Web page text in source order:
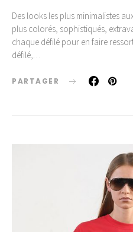
Des looks les plus minimalistes
plus colorés, sophistiqués,
chaque défilé pour en faire
défilé,…
PARTAGER